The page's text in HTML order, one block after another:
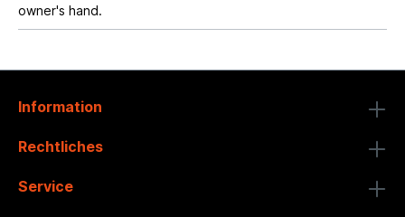
owner's hand.
Information
Rechtliches
Service